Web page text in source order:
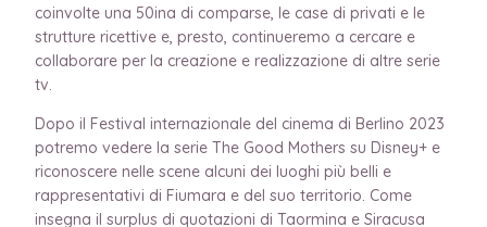
coinvolte una 50ina di comparse, le case di privati e le
strutture ricettive e, presto, continueremo a cercare e
collaborare per la creazione e realizzazione di altre serie
tv.
Dopo il Festival internazionale del cinema di Berlino 2023
potremo vedere la serie The Good Mothers su Disney+ e
riconoscere nelle scene alcuni dei luoghi più belli e
rappresentativi di Fiumara e del suo territorio. Come
insegna il surplus di quotazioni di Taormina e Siracusa